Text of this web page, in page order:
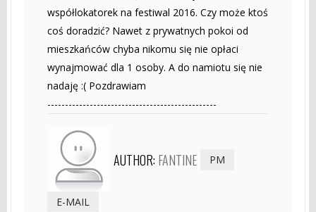
współlokatorek na festiwal 2016. Czy może ktoś
coś doradzić? Nawet z prywatnych pokoi od
mieszkańców chyba nikomu się nie opłaci
wynajmować dla 1 osoby. A do namiotu się nie
nadaję :( Pozdrawiam
------------------------------------------------
AUTHOR: FANTINE PM
E-MAIL